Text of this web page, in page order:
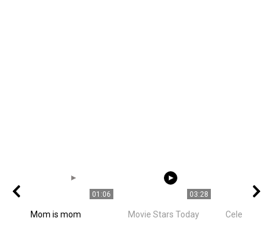
01:06
Mom is mom
03:28
Movie Stars Today Celebrities